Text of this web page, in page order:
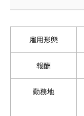
雇用形態
報酬
勤務地